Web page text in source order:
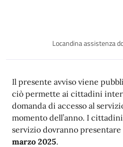
Locandina assistenza
Il presente avviso viene
ciò permette ai cittadini
domanda di accesso al
momento dell’anno. I
servizio dovranno presentare
marzo 2025.